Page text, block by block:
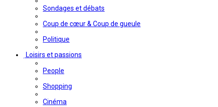
Sondages et débats
Coup de cœur & Coup de gueule
Politique
Loisirs et passions
People
Shopping
Cinéma